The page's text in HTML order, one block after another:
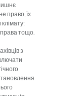
право, їх
тощо.
з